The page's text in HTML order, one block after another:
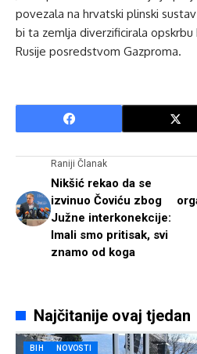
povezala na hrvatski plinski
bi ta zemlja diverzificirala opskrbu
Rusije posredstvom Gazproma.
Raniji Članak
Nikšić rekao da se
izvinuo Čoviću zbog
Južne interkonekcije:
Imali smo pritisak, svi
znamo od koga
Najčitanije ovaj tjedan
BIH NOVOSTI